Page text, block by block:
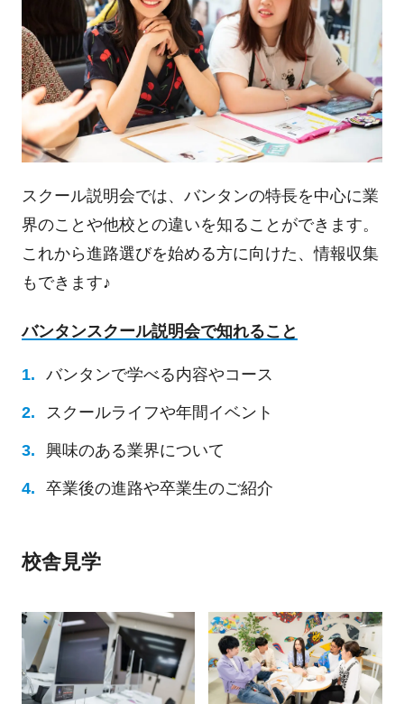
スクール説明会では、バンタンの特長を中心に業
界のことや他校との違いを知ることができます。
これから進路選びを始める方に向けた、情報収集
もできます♪
バンタンスクール説明会で知れること
バンタンで学べる内容やコース
スクールライフや年間イベント
興味のある業界について
卒業後の進路や卒業生のご紹介
校舎見学